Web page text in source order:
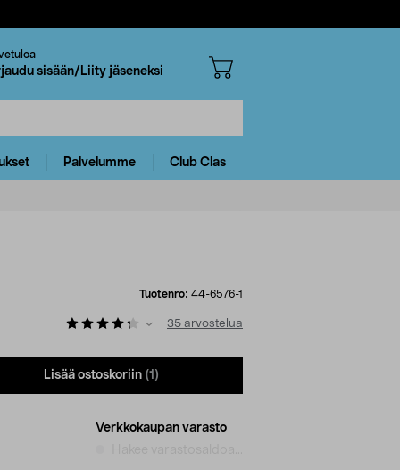
sisään/Liity jäseneksi
Palvelumme Club Clas
Tuotenro: 44-6576-1
35 arvostelua
Lisää ostoskoriin (1)
Verkkokaupan varasto